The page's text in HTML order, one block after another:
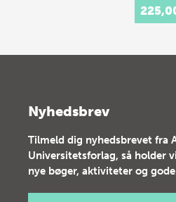
Nyhedsbrev
Tilmeld dig nyhedsbrevet fra
Universitetsforlag, så holder
nye bøger, aktiviteter og